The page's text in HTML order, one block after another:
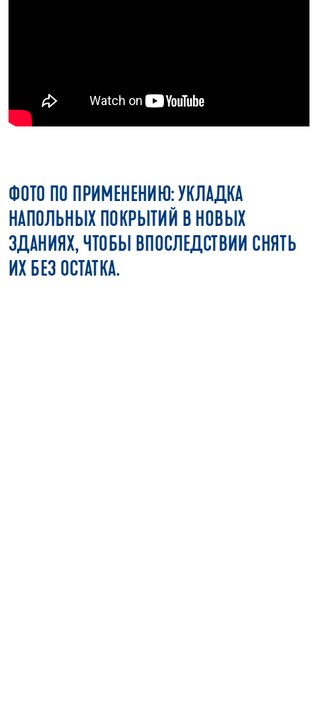
ФОТО ПО ПРИМЕНЕНИЮ: УКЛАДКА
НАПОЛЬНЫХ ПОКРЫТИЙ В НОВЫХ
ЗДАНИЯХ, ЧТОБЫ ВПОСЛЕДСТВИИ СНЯТЬ
ИХ БЕЗ ОСТАТКА.